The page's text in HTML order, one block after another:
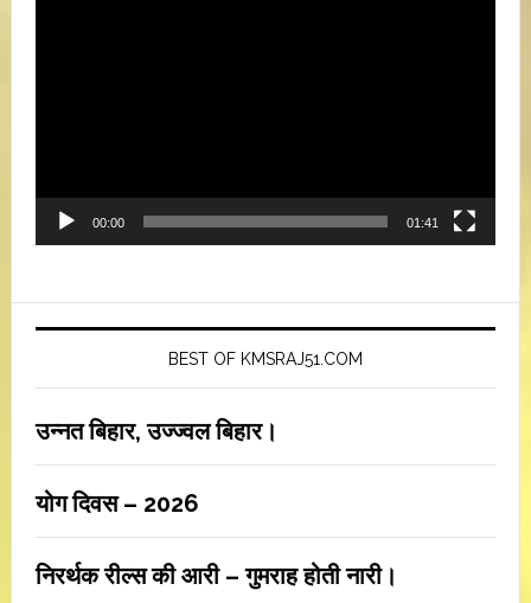
00:00 01:41
BEST OF KMSRAJ51.COM
उन्नत बिहार, उज्ज्वल बिहार।
योग दिवस – 2026
निरर्थक रील्स की आरी – गुमराह होती नारी।